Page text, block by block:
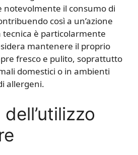
notevolmente il consumo di
così a un’azione
tecnica è particolarmente
mantenere il proprio
fresco e pulito, soprattutto
domestici o in ambienti
allergeni.